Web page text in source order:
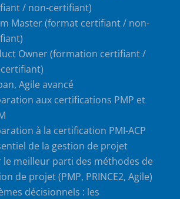
/ non-certifiant)
Master (format certifiant / non-
Owner (formation certifiant /
Agile avancé
aux certifications PMP et
à la certification PMI-ACP
de la gestion de projet
le meilleur parti des méthodes de
de projet (PMP, PRINCE2, Agile)
décisionnels : les